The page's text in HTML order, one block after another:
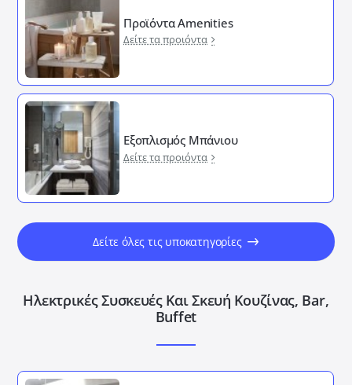
Προϊόντα Amenities
Δείτε τα προιόντα
Εξοπλισμός Μπάνιου
Δείτε τα προιόντα
Δείτε όλες τις υποκατηγορίες
Ηλεκτρικές Συσκευές Και Σκευή Κουζίνας, Bar,
Buffet